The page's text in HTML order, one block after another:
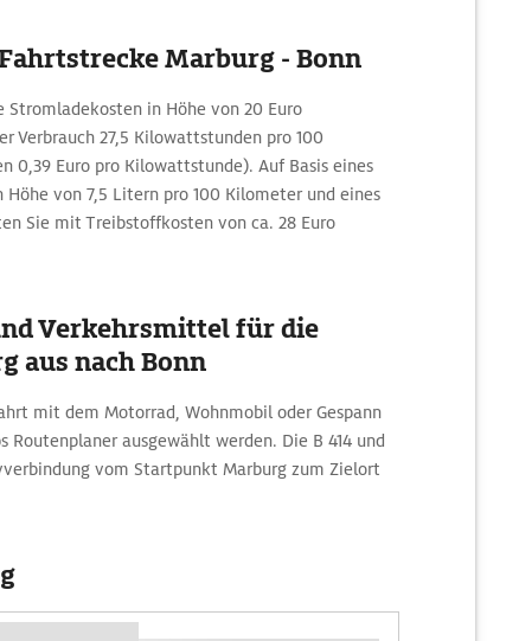
Marburg - Bonn
Stromladekosten in Höhe von 20 Euro
Verbrauch 27,5 Kilowattstunden pro 100
0,39 Euro pro Kilowattstunde). Auf Basis eines
von 7,5 Litern pro 100 Kilometer und eines
Sie mit Treibstoffkosten von ca. 28 Euro
Verkehrsmittel für die
aus nach Bonn
mit dem Motorrad, Wohnmobil oder Gespann
Routenplaner ausgewählt werden. Die B 414 und
vom Startpunkt Marburg zum Zielort